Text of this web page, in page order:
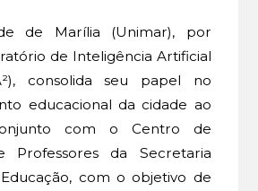
de Marília (Unimar), por
de Inteligência Artificial
consolida seu papel no
educacional da cidade ao
com o Centro de
Professores da Secretaria
com o objetivo de